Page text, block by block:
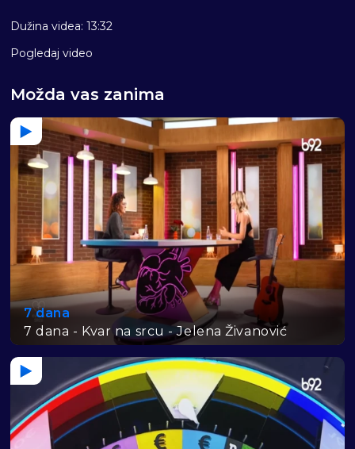
Dužina videa: 13:32
Pogledaj video
Možda vas zanima
7 dana
7 dana - Kvar na srcu - Jelena Živanović